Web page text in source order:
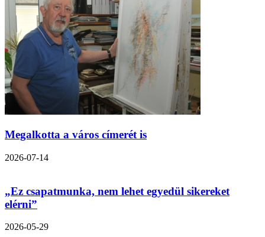
Megalkotta a város címerét is
2026-07-14
„Ez csapatmunka, nem lehet egyedül sikereket
elérni”
2026-05-29